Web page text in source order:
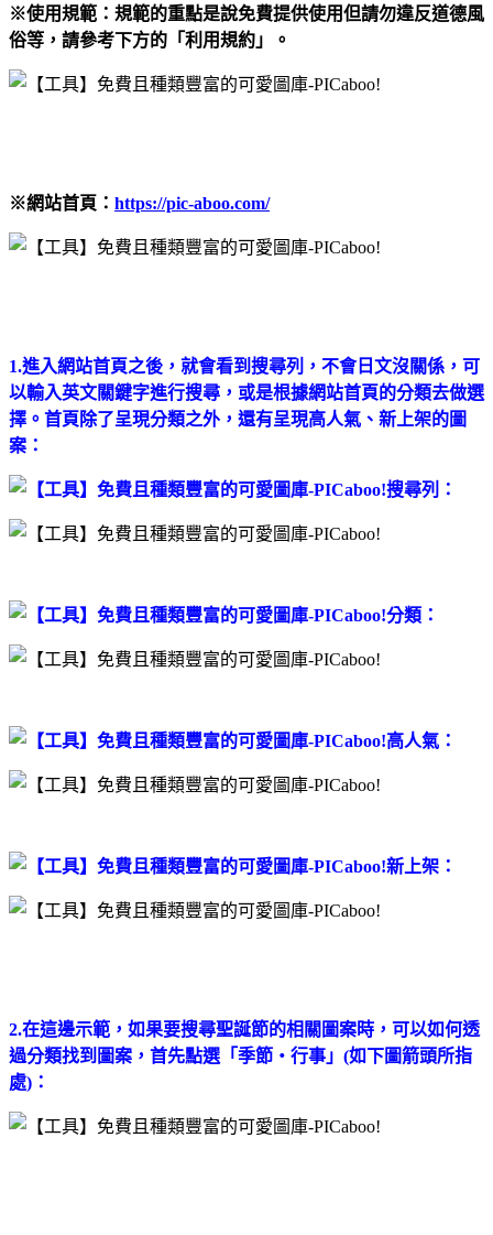
※使用規範：規範的重點是說免費提供使用但請勿違反道德風
俗等，請參考下方的「利用規約」。
※網站首頁： https://pic-aboo.com/
1.進入網站首頁之後，就會看到搜尋列，不會日文沒關係，可
以輸入英文關鍵字進行搜尋，或是根據網站首頁的分類去做選
擇。首頁除了呈現分類之外， 還有呈現高人氣、新上架的圖
案：
搜尋列：
分類：
高人氣：
新上架：
2.在這邊示範，如果要搜尋聖誕節的相關圖案時，可以如何透
過分類找到圖案，首先點選「季節‧行事」 (如下圖箭頭所指
處) ：